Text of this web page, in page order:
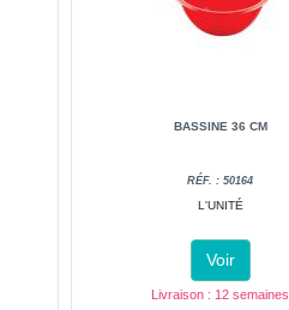
BASSINE 36 CM
RÉF. : 50164
L'UNITÉ
Voir
Livraison : 12 semaines